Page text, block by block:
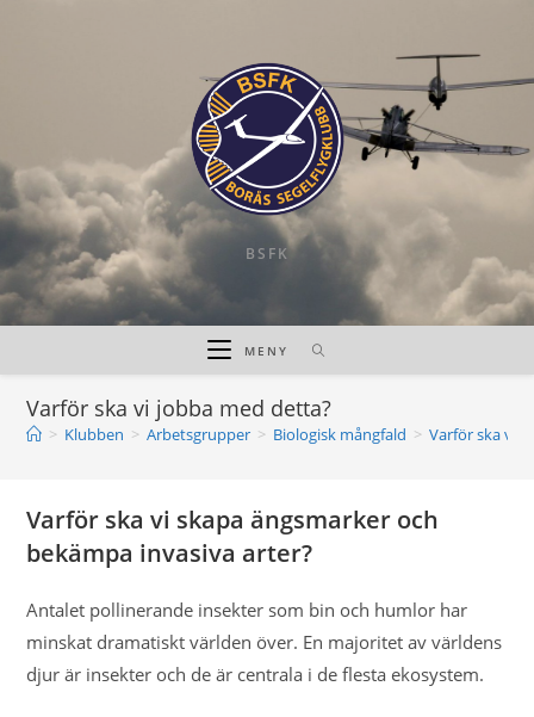
BSFK
MENY
Varför ska vi jobba med detta?
> Klubben > Arbetsgrupper > Biologisk mångfald > Varför ska vi
Varför ska vi skapa ängsmarker och
bekämpa invasiva arter?
Antalet pollinerande insekter som bin och humlor har
minskat dramatiskt världen över. En majoritet av världens
djur är insekter och de är centrala i de flesta ekosystem.